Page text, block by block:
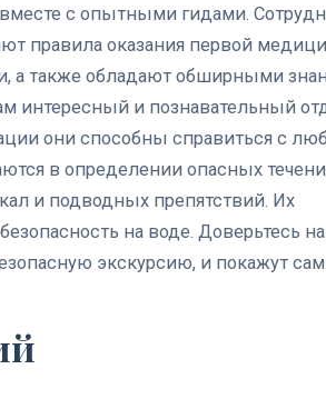
с опытными гидами.
правила оказания первой
а также обладают обширными
интересный и познавательный
они способны справиться с
в определении опасных
и подводных препятствий. Их
на воде. Доверьтесь
экскурсию, и покажут